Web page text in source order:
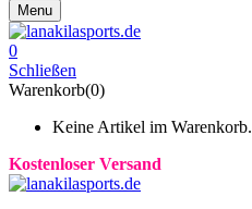
Menu
0
Schließen
Warenkorb(0)
Keine Artikel im Warenkorb.
Kostenloser Versand